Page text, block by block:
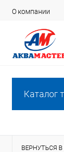
О компании
Каталог
ВЕРНУТЬСЯ В